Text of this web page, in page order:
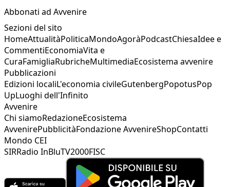
Abbonati ad Avvenire
Sezioni del sito
HomeAttualitàPoliticaMondoAgoràPodcastChiesaIdee e
CommentiEconomiaVita e
CuraFamigliaRubricheMultimediaEcosistema avvenire
Pubblicazioni
Edizioni localiL'economia civileGutenbergPopotusPop
UpLuoghi dell'Infinito
Avvenire
Chi siamoRedazioneEcosistema
AvvenirePubblicitàFondazione AvvenireShopContatti
Mondo CEI
SIRRadio InBluTV2000FISC